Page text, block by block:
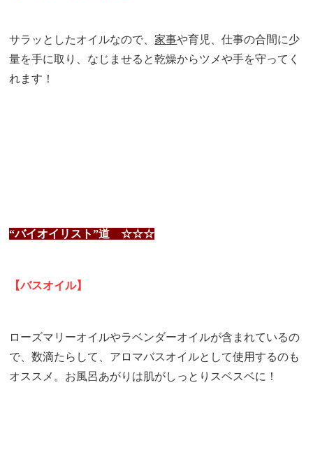
サラッとしたオイルなので、家事や育児、仕事の合間に少
量を手に取り、なじませると乾燥からツメや手を守ってく
れます！
“バイオイリスト”道 ☆☆☆
【バスオイル】
ローズマリーオイルやラベンダーオイルが含まれているの
で、数滴たらして、アロマバスオイルとして使用するのも
オススメ。お風呂あがりは肌がしっとりスベスベに！